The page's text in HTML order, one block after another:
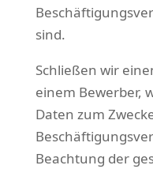
sind.
Schließen wir
einem Bewerber,
Daten zum
Beachtung der